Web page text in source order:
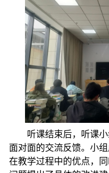
听课结束后，听课
面对面的交流反馈。小
在教学过程中的优点，